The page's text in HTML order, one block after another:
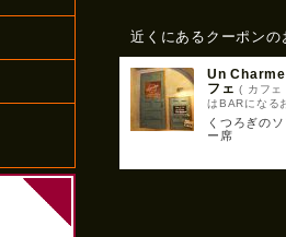
近くにあるクーポンの
Un Charme
フェ ( カフェ
はBARになる
くつろぎの
ー席